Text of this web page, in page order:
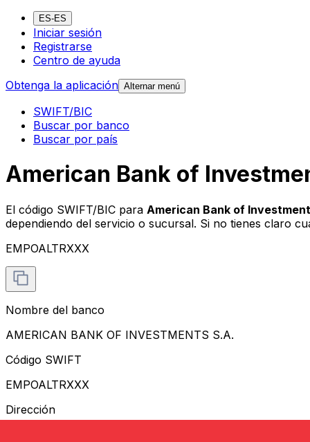
ES-ES
Iniciar sesión
Registrarse
Centro de ayuda
Obtenga la aplicación Alternar menú
SWIFT/BIC
Buscar por banco
Buscar por país
American Bank of
El código SWIFT/BIC para American Bank of
dependiendo del servicio o sucursal. Si no tienes claro
EMPOALTRXXX
Nombre del banco
AMERICAN BANK OF INVESTMENTS S.A.
Código SWIFT
EMPOALTRXXX
Dirección